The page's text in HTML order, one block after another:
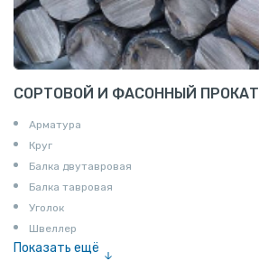
СОРТОВОЙ И ФАСОННЫЙ ПРОКАТ
Арматура
Круг
Балка двутавровая
Балка тавровая
Уголок
Швеллер
Показать ещё